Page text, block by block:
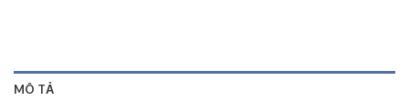
MÔ TẢ